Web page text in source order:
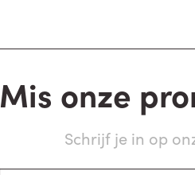
Mis onze
Schrijf je in op